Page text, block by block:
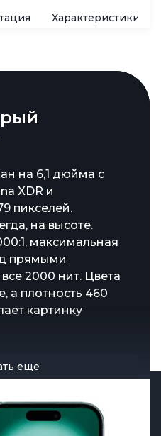
Характеристики
цветами, и в этот раз
черный и
хочет больше
и
расположены
дизайнерский
позволяет делать
и видео, которые
с Apple Vision Pro.
еще
на 6,1 дюйма с
XDR и
пикселей.
на высоте.
максимальная
прямыми
2000 нит. Цвета
а плотность 460
картинку
еще